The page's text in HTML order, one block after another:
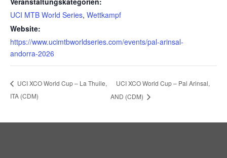
UCI MTB World Series, Wettkampf
Website:
https://www.ucimtbworldseries.com/events/pal-arinsal-
andorra-2026
UCI XCO World Cup – La Thuile,
ITA (CDM)
UCI XCO World Cup – Pal Arinsal,
AND (CDM)